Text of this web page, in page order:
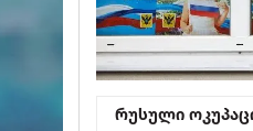
რუსული